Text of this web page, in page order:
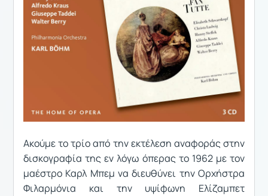
Ακούμε το τρίο από την εκτέλεση αναφοράς στην
δισκογραφία της εν λόγω όπερας το 1962 με τον
μαέστρο Καρλ Μπεμ να διευθύνει την Ορχήστρα
Φιλαρμόνια και την υψίφωνη Ελίζαμπετ